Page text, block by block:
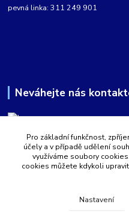
pevná linka: 311 249 901
Neváhejte nás
Martin Kabíček
8:00 - 16:00 hod.
Pro základní funkčnost,
účely a v případě udělení
využíváme soubory
cookies můžete kdykoli
Nastavení